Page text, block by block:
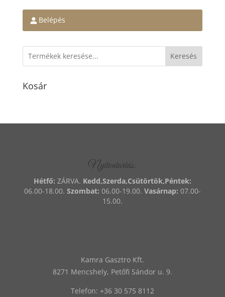
Belépés
Keresés
Kosár
Nyitvatartás:
Hétfő: ZÁRVA. Kedd,Szerda,Csütörtök,Péntek:
06.00-18.00. Szombat: 06.00-19.00. Vasárnap: 07.00-
15.00.
Kamra Gasztro Kft.
8271 Mencshely, Petőfi Sándor u. 9.
Telefon: ‭+36 30 575 8112